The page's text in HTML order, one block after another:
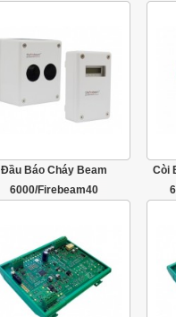
Đầu Báo Cháy Beam
6000/Firebeam40
Còi